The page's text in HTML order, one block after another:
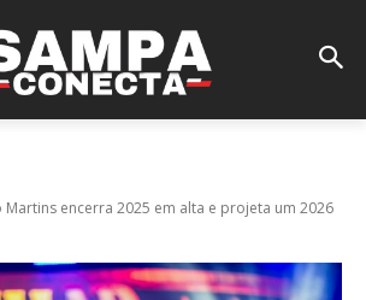
Martins encerra 2025 em alta e projeta um 2026